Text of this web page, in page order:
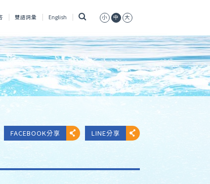
雙語詞彙 English 小 中 大
FACEBOOK分享 LINE分享